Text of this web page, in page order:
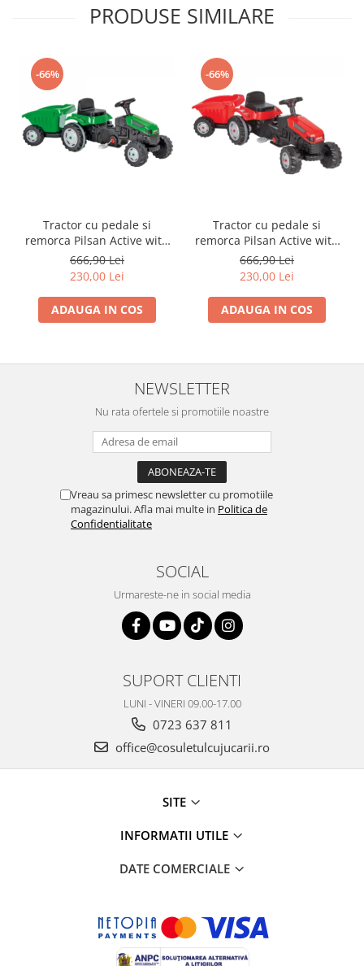
PRODUSE SIMILARE
-66%
Tractor cu pedale si
remorca Pilsan Active with
Trailer 07-316 green
666,90 Lei
230,00 Lei
ADAUGA IN COS
-66%
Tractor cu pedale si
remorca Pilsan Active with
Trailer 07-316 red
666,90 Lei
230,00 Lei
ADAUGA IN COS
NEWSLETTER
Nu rata ofertele si promotiile noastre
Vreau sa primesc newsletter cu promotiile
magazinului. Afla mai multe in Politica de
Confidentialitate
SOCIAL
Urmareste-ne in social media
SUPORT CLIENTI
LUNI - VINERI 09.00-17.00
0723 637 811
office@cosuletulcujucarii.ro
SITE
INFORMATII UTILE
DATE COMERCIALE